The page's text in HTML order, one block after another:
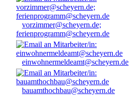
vorzimmer@scheyern.de;
ferienprogramm@scheyern.de
einwohnermeldeamt@scheyern.de
bauamthochbau@scheyern.de